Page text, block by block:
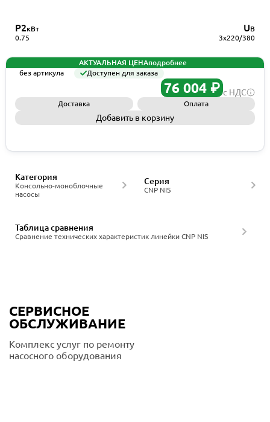
P2кВт
0.75
UВ
3x220/380
АКТУАЛЬНАЯ ЦЕНАподробнее
без артикула
Доступен для заказа
76 004 ₽ с НДС
Доставка Оплата
Добавить в корзину
Консольно-моноблочные
насосы
Категория
CNP NIS
Серия
Сравнение технических характеристик линейки CNP NIS
Таблица сравнения
СЕРВИСНОЕ
ОБСЛУЖИВАНИЕ
Комплекс услуг по ремонту
насосного оборудования